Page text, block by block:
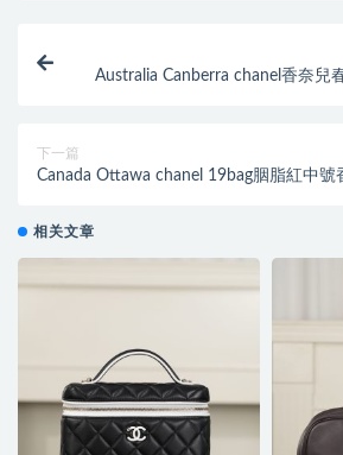
Australia Canberra chanel香奈兒
下一篇
Canada Ottawa chanel 19bag胭脂紅中號
相关文章